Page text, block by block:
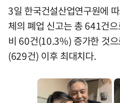
3일 한국건설산업연구원에
체의 폐업 신고는 총 641건
비 60건(10.3%) 증가한 것
(629건) 이후 최대치다.